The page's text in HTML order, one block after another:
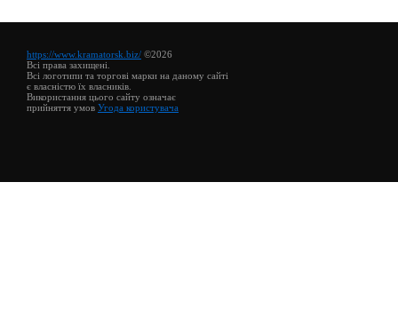
https://www.kramatorsk.biz/ ©2026
Всі права захищені.
Всі логотипи та торгові марки на даному сайті
є власністю їх власників.
Використання цього сайту означає
прийняття умов Угода користувача